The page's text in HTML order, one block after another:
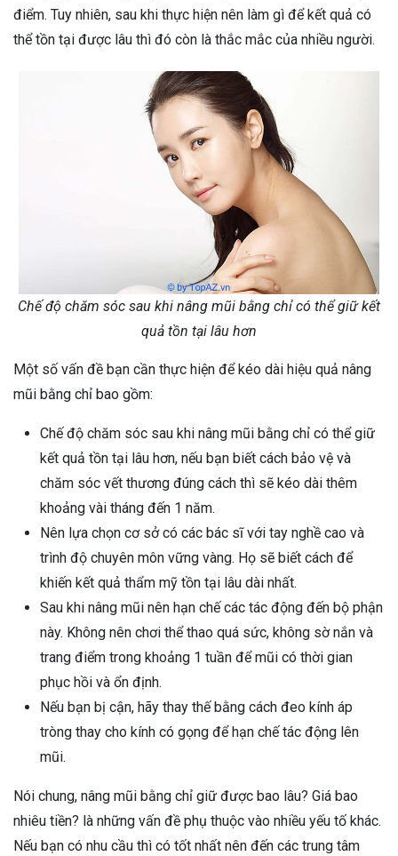
điểm. Tuy nhiên, sau khi thực hiện nên làm gì để kết quả có
thể tồn tại được lâu thì đó còn là thắc mắc của nhiều người.
Chế độ chăm sóc sau khi nâng mũi bằng chỉ có thể giữ kết
quả tồn tại lâu hơn
Một số vấn đề bạn cần thực hiện để kéo dài hiệu quả nâng
mũi bằng chỉ bao gồm:
Chế độ chăm sóc sau khi nâng mũi bằng chỉ có thể giữ
kết quả tồn tại lâu hơn, nếu bạn biết cách bảo vệ và
chăm sóc vết thương đúng cách thì sẽ kéo dài thêm
khoảng vài tháng đến 1 năm.
Nên lựa chọn cơ sở có các bác sĩ với tay nghề cao và
trình độ chuyên môn vững vàng. Họ sẽ biết cách để
khiến kết quả thẩm mỹ tồn tại lâu dài nhất.
Sau khi nâng mũi nên hạn chế các tác động đến bộ phận
này. Không nên chơi thể thao quá sức, không sờ nắn và
trang điểm trong khoảng 1 tuần để mũi có thời gian
phục hồi và ổn định.
Nếu bạn bị cận, hãy thay thế bằng cách đeo kính áp
tròng thay cho kính có gọng để hạn chế tác động lên
mũi.
Nói chung, nâng mũi bằng chỉ giữ được bao lâu? Giá bao
nhiêu tiền? là những vấn đề phụ thuộc vào nhiều yếu tố khác.
Nếu bạn có nhu cầu thì có tốt nhất nên đến các trung tâm